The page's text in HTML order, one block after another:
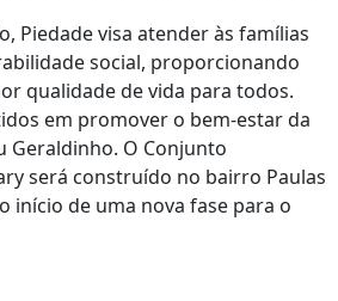
Piedade visa atender às famílias
social, proporcionando
qualidade de vida para todos.
em promover o bem-estar da
Geraldinho. O Conjunto
será construído no bairro Paulas
início de uma nova fase para o